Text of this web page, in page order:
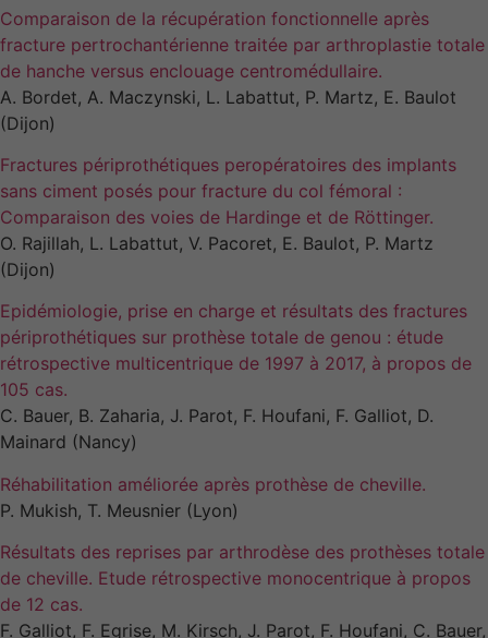
Comparaison de la récupération fonctionnelle après
fracture pertrochantérienne traitée par arthroplastie totale
de hanche versus enclouage centromédullaire.
A. Bordet, A. Maczynski, L. Labattut, P. Martz, E. Baulot
(Dijon)
Fractures périprothétiques peropératoires des implants
sans ciment posés pour fracture du col fémoral :
Comparaison des voies de Hardinge et de Röttinger.
O. Rajillah, L. Labattut, V. Pacoret, E. Baulot, P. Martz
(Dijon)
Epidémiologie, prise en charge et résultats des fractures
périprothétiques sur prothèse totale de genou : étude
rétrospective multicentrique de 1997 à 2017, à propos de
105 cas.
C. Bauer, B. Zaharia, J. Parot, F. Houfani, F. Galliot, D.
Mainard (Nancy)
Réhabilitation améliorée après prothèse de cheville.
P. Mukish, T. Meusnier (Lyon)
Résultats des reprises par arthrodèse des prothèses totale
de cheville. Etude rétrospective monocentrique à propos
de 12 cas.
F. Galliot, F. Egrise, M. Kirsch, J. Parot, F. Houfani, C. Bauer,
ces cookies,
fonctionnalités
disparaîtront
du site.
Marketing
En partageant
vos intérêts et
votre
visitez notre
site, vous
augmentez les
chances de
contenu et